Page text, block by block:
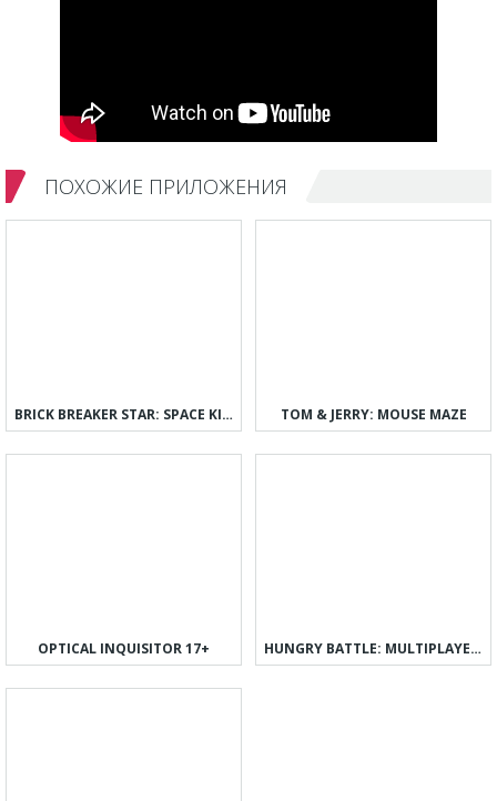
ПОХОЖИЕ ПРИЛОЖЕНИЯ
BRICK BREAKER STAR: SPACE KING TOM & JERRY: MOUSE MAZE
OPTICAL INQUISITOR 17+ HUNGRY BATTLE: MULTIPLAYER PVP